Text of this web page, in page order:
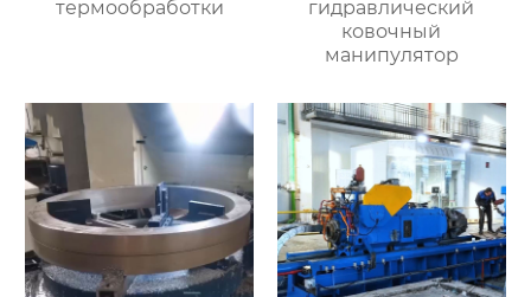
термообработки
гидравлический
ковочный
манипулятор